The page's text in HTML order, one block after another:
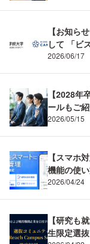
【お知ら
して 「ビ
2026/06/17
【2028年
ールもご
2026/05/15
【スマホ
機能の使
2026/04/24
【研究も
生限定選